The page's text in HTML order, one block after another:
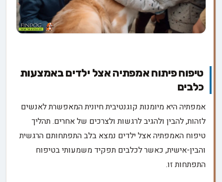
טיפוח פיתוח אמפתיה אצל ילדים באמצעות
כלבים
אמפתיה היא מיומנות קוגנטיבית חיונית המאפשרת לאנשים
לזהות, להבין ולהגיב לרגשות ולצרכים של אחרים. תהליך
טיפוח האמפתיה אצל ילדים נמצא בלב התפתחותם הרגשית
והבין-אישית, כאשר לכלבים תפקיד משמעותי בטיפוח
התפתחות זו.